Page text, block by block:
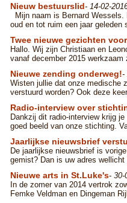
Nieuw bestuurslid- 14-02-
Mijn naam is Bernard Wessels.
oud en tot ruim een jaar geleden
Twee nieuwe gezichten
Hallo. Wij zijn Christiaan en
vanaf december 2015 werkzaam
Nieuwe zending onderweg!-
Wisten jullie dat onze medische
verstuurd worden? Ook deze
Radio-interview over
Dankzij dit radio-interview krijg
goed beeld van onze stichting.
Jaarlijkse nieuwsbrief
De jaarlijkse nieuwsbrief is
gemist? Dan is uw adres wellicht
Nieuwe arts in St.Luke's- 30-
In de zomer van 2014 vertrok
Femke Veldman en Dingeman